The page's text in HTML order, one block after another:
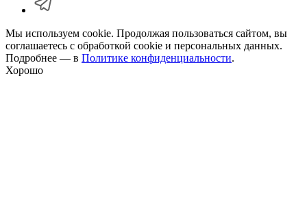
Мы используем cookie. Продолжая пользоваться сайтом, вы
соглашаетесь с обработкой cookie и персональных данных.
Подробнее — в Политике конфиденциальности.
Хорошо